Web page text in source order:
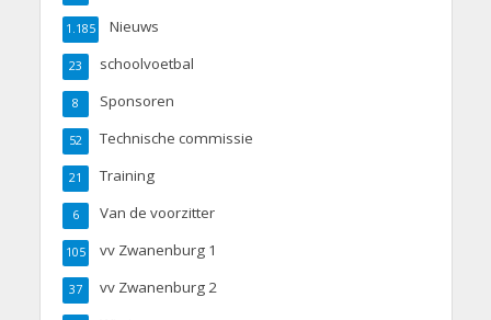
Nieuws
1.185
schoolvoetbal
23
Sponsoren
8
Technische commissie
52
Training
21
Van de voorzitter
6
vv Zwanenburg 1
105
vv Zwanenburg 2
37